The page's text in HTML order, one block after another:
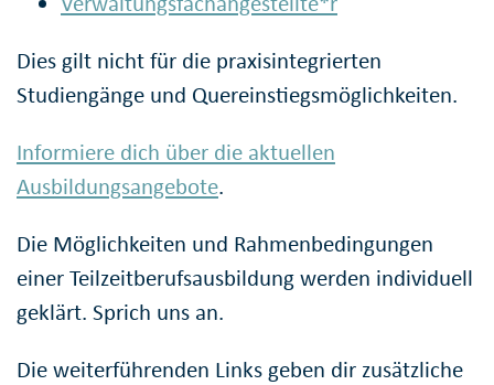
Dies gilt nicht für die praxisintegrierten
Studiengänge und Quereinstiegsmöglichkeiten.
Informiere dich über die aktuellen
Ausbildungsangebote.
Die Möglichkeiten und Rahmenbedingungen
einer Teilzeitberufsausbildung werden individuell
geklärt. Sprich uns an.
Die weiterführenden Links geben dir zusätzliche